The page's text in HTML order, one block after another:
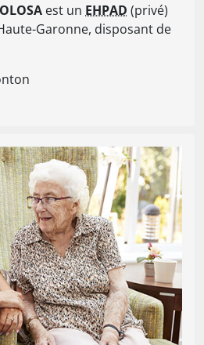
est un EHPAD (privé)
Garonne, disposant de